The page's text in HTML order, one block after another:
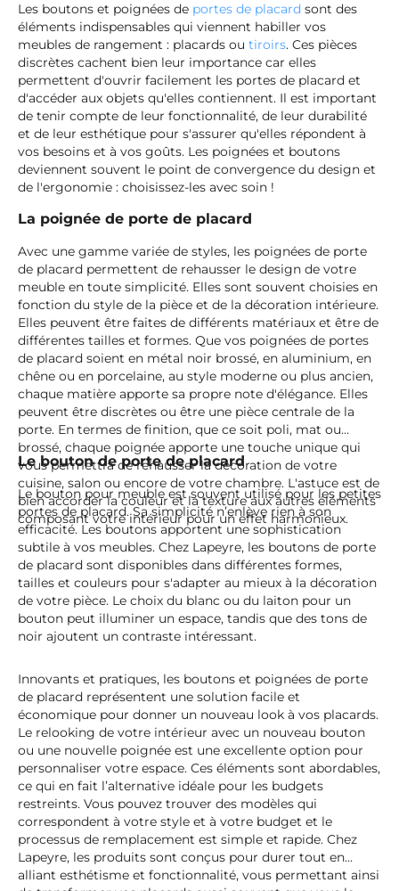
Les boutons et poignées de portes de placard sont des
éléments indispensables qui viennent habiller vos
meubles de rangement : placards ou tiroirs. Ces pièces
discrètes cachent bien leur importance car elles
permettent d'ouvrir facilement les portes de placard et
d'accéder aux objets qu'elles contiennent. Il est important
de tenir compte de leur fonctionnalité, de leur durabilité
et de leur esthétique pour s'assurer qu'elles répondent à
vos besoins et à vos goûts. Les poignées et boutons
deviennent souvent le point de convergence du design et
de l'ergonomie : choisissez-les avec soin !
La poignée de porte de placard
Avec une gamme variée de styles, les poignées de porte
de placard permettent de rehausser le design de votre
meuble en toute simplicité. Elles sont souvent choisies en
fonction du style de la pièce et de la décoration intérieure.
Elles peuvent être faites de différents matériaux et être de
différentes tailles et formes. Que vos poignées de portes
de placard soient en métal noir brossé, en aluminium, en
chêne ou en porcelaine, au style moderne ou plus ancien,
chaque matière apporte sa propre note d'élégance. Elles
peuvent être discrètes ou être une pièce centrale de la
porte. En termes de finition, que ce soit poli, mat ou
brossé, chaque poignée apporte une touche unique qui
vous permettra de rehausser la décoration de votre
cuisine, salon ou encore de votre chambre. L'astuce est de
bien accorder la couleur et la texture aux autres éléments
composant votre intérieur pour un effet harmonieux.
Le bouton de porte de placard
Le bouton pour meuble est souvent utilisé pour les petites
portes de placard. Sa simplicité n’enlève rien à son
efficacité. Les boutons apportent une sophistication
subtile à vos meubles. Chez Lapeyre, les boutons de porte
de placard sont disponibles dans différentes formes,
tailles et couleurs pour s'adapter au mieux à la décoration
de votre pièce. Le choix du blanc ou du laiton pour un
bouton peut illuminer un espace, tandis que des tons de
noir ajoutent un contraste intéressant.
Innovants et pratiques, les boutons et poignées de porte
de placard représentent une solution facile et
économique pour donner un nouveau look à vos placards.
Le relooking de votre intérieur avec un nouveau bouton
ou une nouvelle poignée est une excellente option pour
personnaliser votre espace. Ces éléments sont abordables,
ce qui en fait l’alternative idéale pour les budgets
restreints. Vous pouvez trouver des modèles qui
correspondent à votre style et à votre budget et le
processus de remplacement est simple et rapide. Chez
Lapeyre, les produits sont conçus pour durer tout en
alliant esthétisme et fonctionnalité, vous permettant ainsi